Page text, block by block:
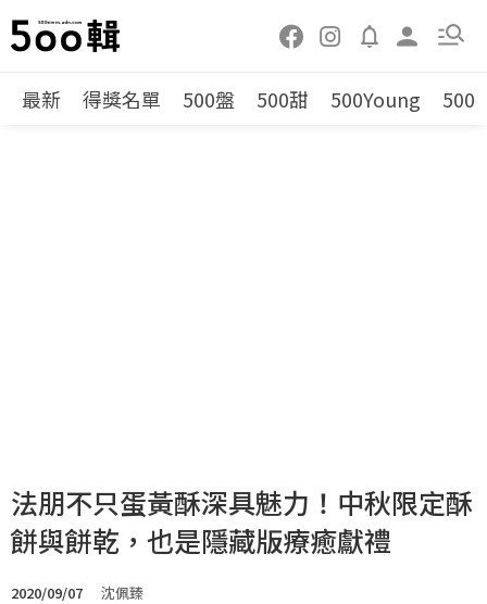
最新 得獎名單 500盤 500甜 500Young 500
法朋不只蛋黃酥深具魅力！中秋限定酥
餅與餅乾，也是隱藏版療癒獻禮
2020/09/07 沈佩臻